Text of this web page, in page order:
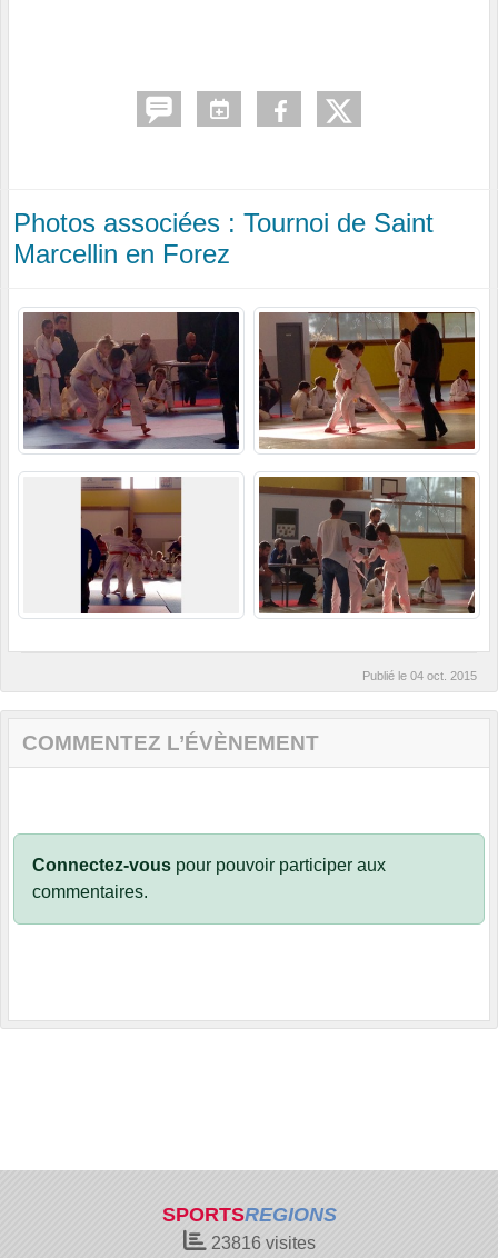
Photos associées : Tournoi de Saint
Marcellin en Forez
Publié le 04 oct. 2015
COMMENTEZ L’ÉVÈNEMENT
Connectez-vous pour pouvoir participer aux
commentaires.
SPORTSREGIONS
23816visites